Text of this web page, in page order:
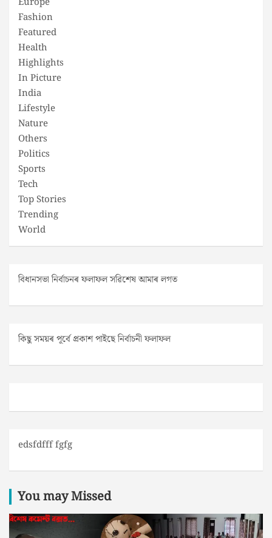
Fashion
Featured
Health
Highlights
In Picture
India
Lifestyle
Nature
Others
Politics
Sports
Tech
Top Stories
Trending
World
বিধানসভা নিৰ্বাচনৰ ফলাফল সৱিশেষ আমাৰ লগত
কিছু সময়ৰ পূৰ্বে প্ৰকাশ পাইছে নিৰ্বাচনী ফলাফল
edsfdfff fgfg
You may Missed